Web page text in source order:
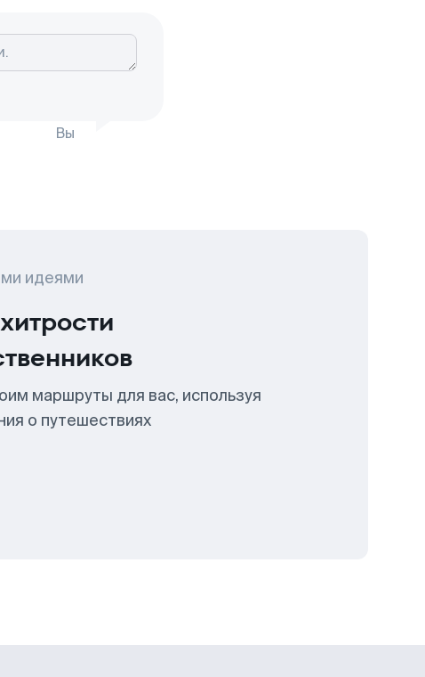
Вы
идеями
маршруты для вас, используя
о путешествиях